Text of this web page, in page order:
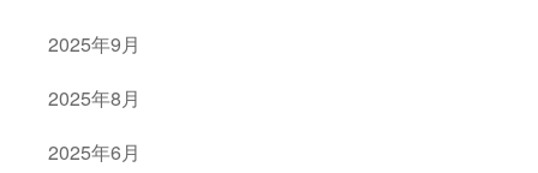
2025年9月
2025年8月
2025年6月